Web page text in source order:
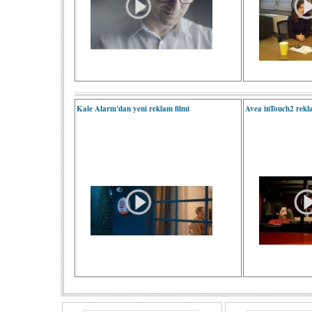
Kale Alarm'dan yeni reklam filmi Avea inTouch2